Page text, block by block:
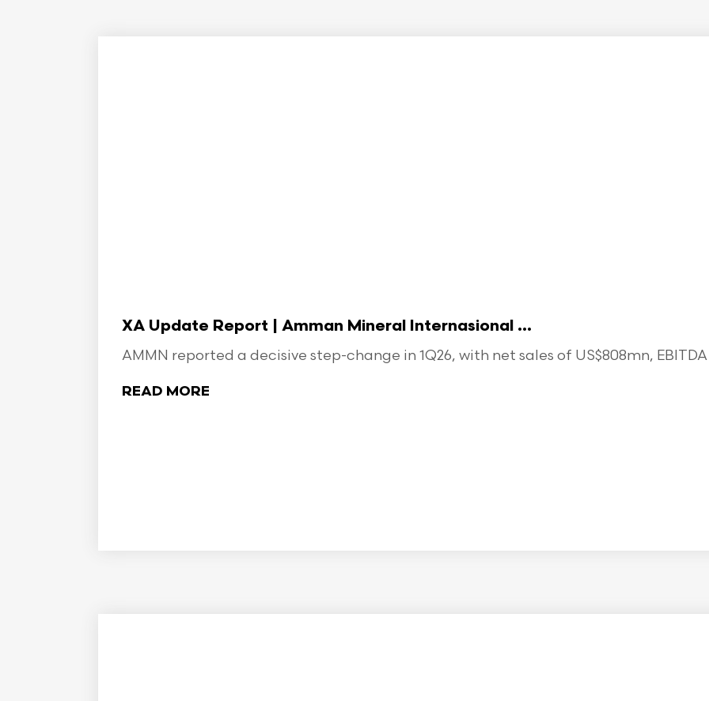
XA Update Report | Amman Mineral Internasional ...
AMMN reported a decisive step-change in 1Q26, with net sales of US$808mn, EBITDA
READ MORE